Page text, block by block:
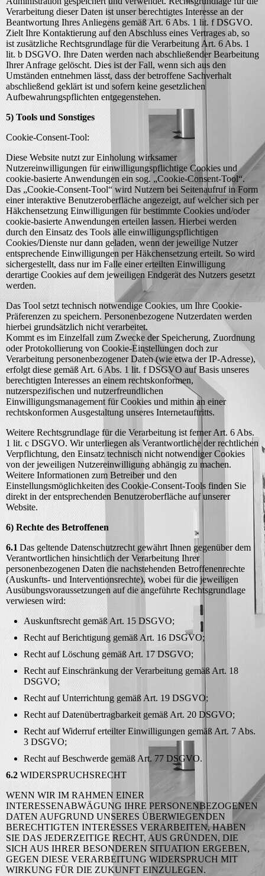
Verarbeitung dieser Daten ist unser berechtigtes Interesse an der
Beantwortung Ihres Anliegens gemäß Art. 6 Abs. 1 lit. f DSGVO.
Zielt Ihre Kontaktierung auf den Abschluss eines Vertrages ab, so
ist zusätzliche Rechtsgrundlage für die Verarbeitung Art. 6 Abs. 1
lit. b DSGVO. Ihre Daten werden nach abschließender Bearbeitung
Ihrer Anfrage gelöscht. Dies ist der Fall, wenn sich aus den
Umständen entnehmen lässt, dass der betroffene Sachverhalt
abschließend geklärt ist und sofern keine gesetzlichen
Aufbewahrungspflichten entgegenstehen.
5) Tools und Sonstiges
Cookie-Consent-Tool:
Diese Website nutzt zur Einholung wirksamer
Nutzereinwilligungen für einwilligungspflichtige Cookies und
cookie-basierte Anwendungen ein sog. „Cookie-Consent-Tool“.
Das „Cookie-Consent-Tool“ wird Nutzern bei Seitenaufruf in Form
einer interaktive Benutzeroberfläche angezeigt, auf welcher sich per
Häkchensetzung Einwilligungen für bestimmte Cookies und/oder
cookie-basierte Anwendungen erteilen lassen. Hierbei werden
durch den Einsatz des Tools alle einwilligungspflichtigen
Cookies/Dienste nur dann geladen, wenn der jeweilige Nutzer
entsprechende Einwilligungen per Häkchensetzung erteilt. So wird
sichergestellt, dass nur im Falle einer erteilten Einwilligung
derartige Cookies auf dem jeweiligen Endgerät des Nutzers gesetzt
werden.
Das Tool setzt technisch notwendige Cookies, um Ihre Cookie-
Präferenzen zu speichern. Personenbezogene Nutzerdaten werden
hierbei grundsätzlich nicht verarbeitet.
Kommt es im Einzelfall zum Zwecke der Speicherung, Zuordnung
oder Protokollierung von Cookie-Einstellungen doch zur
Verarbeitung personenbezogener Daten (wie etwa der IP-Adresse),
erfolgt diese gemäß Art. 6 Abs. 1 lit. f DSGVO auf Basis unseres
berechtigten Interesses an einem rechtskonformen,
nutzerspezifischen und nutzerfreundlichen
Einwilligungsmanagement für Cookies und mithin an einer
rechtskonformen Ausgestaltung unseres Internetauftritts.
Weitere Rechtsgrundlage für die Verarbeitung ist ferner Art. 6 Abs.
1 lit. c DSGVO. Wir unterliegen als Verantwortliche der rechtlichen
Verpflichtung, den Einsatz technisch nicht notwendiger Cookies
von der jeweiligen Nutzereinwilligung abhängig zu machen.
Weitere Informationen zum Betreiber und den
Einstellungsmöglichkeiten des Cookie-Consent-Tools finden Sie
direkt in der entsprechenden Benutzeroberfläche auf unserer
Website.
6) Rechte des Betroffenen
6.1 Das geltende Datenschutzrecht gewährt Ihnen gegenüber dem
Verantwortlichen hinsichtlich der Verarbeitung Ihrer
personenbezogenen Daten die nachstehenden Betroffenenrechte
(Auskunfts- und Interventionsrechte), wobei für die jeweiligen
Ausübungsvoraussetzungen auf die angeführte Rechtsgrundlage
verwiesen wird:
Auskunftsrecht gemäß Art. 15 DSGVO;
Recht auf Berichtigung gemäß Art. 16 DSGVO;
Recht auf Löschung gemäß Art. 17 DSGVO;
Recht auf Einschränkung der Verarbeitung gemäß Art. 18
DSGVO;
Recht auf Unterrichtung gemäß Art. 19 DSGVO;
Recht auf Datenübertragbarkeit gemäß Art. 20 DSGVO;
Recht auf Widerruf erteilter Einwilligungen gemäß Art. 7 Abs.
3 DSGVO;
Recht auf Beschwerde gemäß Art. 77 DSGVO.
6.2 WIDERSPRUCHSRECHT
WENN WIR IM RAHMEN EINER
INTERESSENABWÄGUNG IHRE PERSONENBEZOGENEN
DATEN AUFGRUND UNSERES ÜBERWIEGENDEN
BERECHTIGTEN INTERESSES VERARBEITEN, HABEN
SIE DAS JEDERZEITIGE RECHT, AUS GRÜNDEN, DIE
SICH AUS IHRER BESONDEREN SITUATION ERGEBEN,
GEGEN DIESE VERARBEITUNG WIDERSPRUCH MIT
WIRKUNG FÜR DIE ZUKUNFT EINZULEGEN.